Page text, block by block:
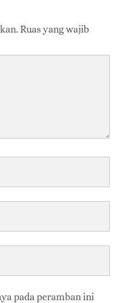
Ruas yang wajib
pada peramban ini